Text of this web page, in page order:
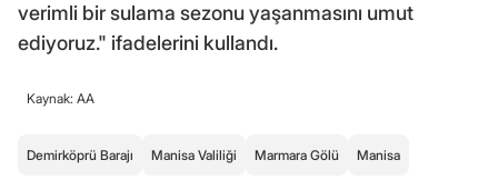
verimli bir sulama sezonu yaşanmasını umut
ediyoruz." ifadelerini kullandı.
Kaynak: AA
Demirköprü Barajı Manisa Valiliği Marmara Gölü Manisa